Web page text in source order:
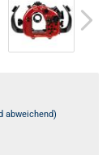
abweichend)